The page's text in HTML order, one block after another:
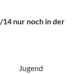
14 nur noch in der
Jugend